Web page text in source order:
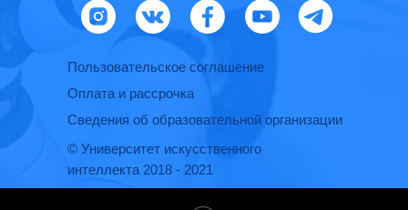
© Университет искусственного
интеллекта 2018 - 2021
Пользовательское соглашение
Оплата и рассрочка
Сведения об образовательной организации